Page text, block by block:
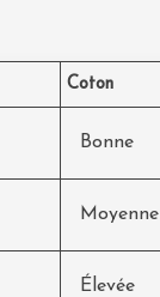
Coton
Bonne
Moyenne
Élevée